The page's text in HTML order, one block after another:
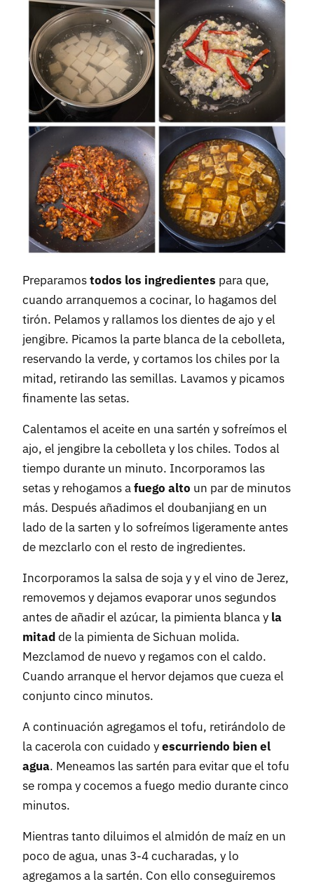
Preparamostodos los ingredientes para que,
cuando arranquemos a cocinar, lo hagamos del
tirón. Pelamos y rallamos los dientes de ajo y el
jengibre. Picamos la parte blanca de la cebolleta,
reservando la verde, y cortamos los chiles por la
mitad, retirando las semillas. Lavamos y picamos
finamente las setas.
Calentamos el aceite en una sartén y sofreímos el
ajo, el jengibre la cebolleta y los chiles. Todos al
tiempo durante un minuto. Incorporamos las
setas y rehogamos afuego alto un par de minutos
más. Después añadimos el doubanjiang en un
lado de la sarten y lo sofreímos ligeramente antes
de mezclarlo con el resto de ingredientes.
Incorporamos la salsa de soja y y el vino de Jerez,
removemos y dejamos evaporar unos segundos
antes de añadir el azúcar, la pimienta blanca y la
mitadde la pimienta de Sichuan molida.
Mezclamod de nuevo y regamos con el caldo.
Cuando arranque el hervor dejamos que cueza el
conjunto cinco minutos.
A continuación agregamos el tofu, retirándolo de
la cacerola con cuidado yescurriendo bien el
agua. Meneamos las sartén para evitar que el tofu
se rompa y cocemos a fuego medio durante cinco
minutos.
Mientras tanto diluimos el almidón de maíz en un
poco de agua, unas 3-4 cucharadas, y lo
agregamos a la sartén. Con ello conseguiremos